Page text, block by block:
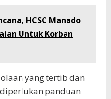
HCSC Manado
Untuk Korban
yang tertib dan
panduan